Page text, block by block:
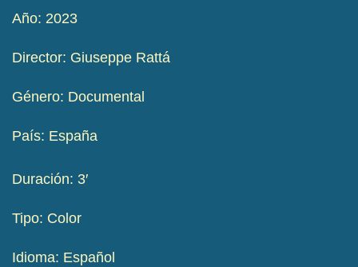
Año: 2023
Director: Giuseppe Rattá
Género: Documental
País: España
Duración: 3′
Tipo: Color
Idioma: Español